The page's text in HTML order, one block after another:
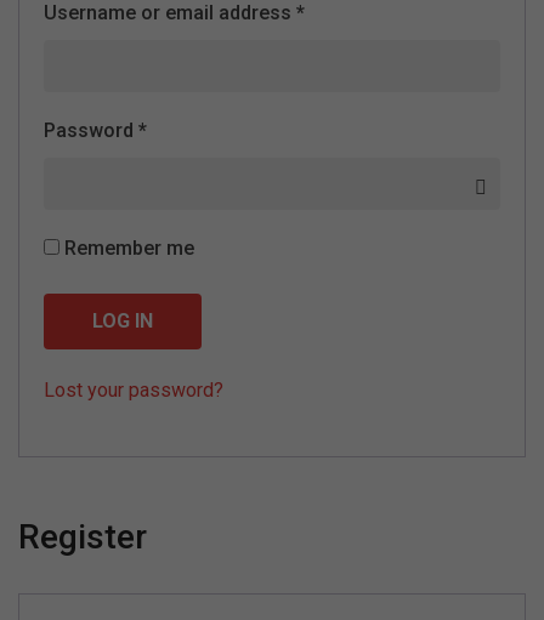
Username or email address *
Password *
Remember me
LOG IN
Lost your password?
Register